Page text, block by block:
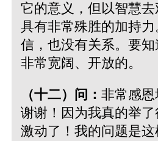
它的意义，但以智慧
具有非常殊胜的加持
信，也没有关系。要
非常宽阔、开放的。
（十二）问： 非常感恩
谢谢！因为我真的举
激动了！我的问题是